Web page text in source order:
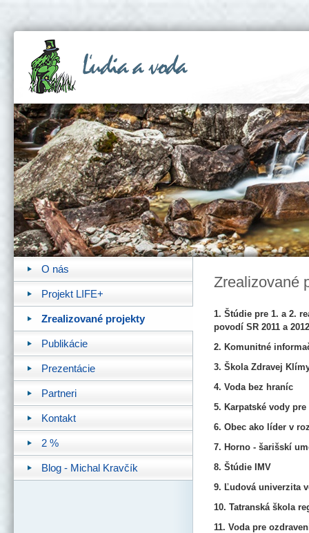
O nás
Projekt LIFE+
Zrealizované projekty
Publikácie
Prezentácie
Partneri
Kontakt
2 %
Blog - Michal Kravčík
Zrealizované
1. Štúdie pre 1. a 2.
povodí SR 2011 a 2012
2. Komunitné
3. Škola Zdravej
4. Voda bez hraníc
5. Karpatské vody
6. Obec ako líder v
7. Horno - šarišskí
8. Štúdie IMV
9. Ľudová univerzita
10. Tatranská škola
11. Voda pre